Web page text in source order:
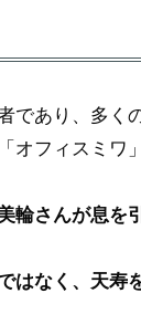
であり、多く
オフィスミワ
輪さんが息を
はなく、天寿